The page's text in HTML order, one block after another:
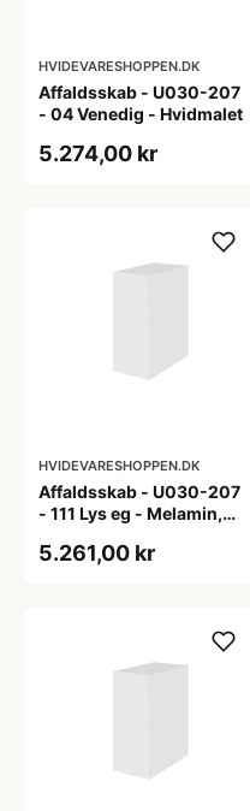
HVIDEVARESHOPPEN.DK
Affaldsskab - U030-207
- 04 Venedig - Hvidmalet
5.274,00 kr
HVIDEVARESHOPPEN.DK
Affaldsskab - U030-207
- 111 Lys eg - Melamin,
5.261,00 kr